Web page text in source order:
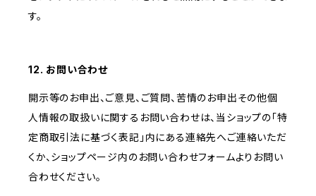
す。
12. お問い合わせ
開示等のお申出、ご意見、ご質問、苦情のお申出その他個
人情報の取扱いに関するお問い合わせは、当ショップの「特
定商取引法に基づく表記」内にある連絡先へご連絡いただ
くか、ショップページ内のお問い合わせフォームよりお問い
合わせください。